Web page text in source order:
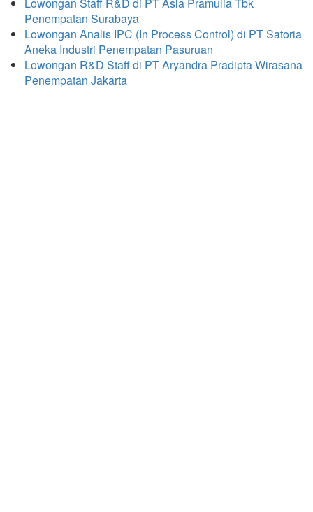
Penempatan Surabaya
Lowongan Analis IPC (In Process Control) di PT Satoria
Aneka Industri Penempatan Pasuruan
Lowongan R&D Staff di PT Aryandra Pradipta Wirasana
Penempatan Jakarta